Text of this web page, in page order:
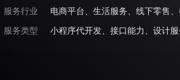
服务行业
服务类型
小程序代开发、接口能力、设计